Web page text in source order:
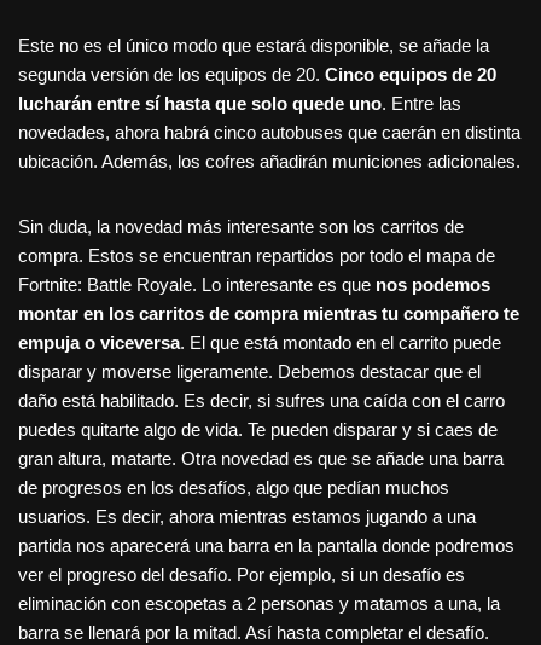
Este no es el único modo que estará disponible, se añade la
segunda versión de los equipos de 20. Cinco equipos de 20
lucharán entre sí hasta que solo quede uno. Entre las
novedades, ahora habrá cinco autobuses que caerán en distinta
ubicación. Además, los cofres añadirán municiones adicionales.
Sin duda, la novedad más interesante son los carritos de
compra. Estos se encuentran repartidos por todo el mapa de
Fortnite: Battle Royale. Lo interesante es que nos podemos
montar en los carritos de compra mientras tu compañero te
empuja o viceversa. El que está montado en el carrito puede
disparar y moverse ligeramente. Debemos destacar que el
daño está habilitado. Es decir, si sufres una caída con el carro
puedes quitarte algo de vida. Te pueden disparar y si caes de
gran altura, matarte. Otra novedad es que se añade una barra
de progresos en los desafíos, algo que pedían muchos
usuarios. Es decir, ahora mientras estamos jugando a una
partida nos aparecerá una barra en la pantalla donde podremos
ver el progreso del desafío. Por ejemplo, si un desafío es
eliminación con escopetas a 2 personas y matamos a una, la
barra se llenará por la mitad. Así hasta completar el desafío.